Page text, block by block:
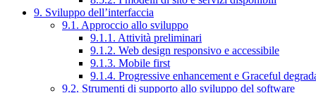
9. Sviluppo dell’interfaccia
9.1. Approccio allo sviluppo
9.1.1. Attività preliminari
9.1.2. Web design responsivo e accessibile
9.1.3. Mobile first
9.1.4. Progressive enhancement e Graceful
9.2. Strumenti di supporto allo sviluppo del software